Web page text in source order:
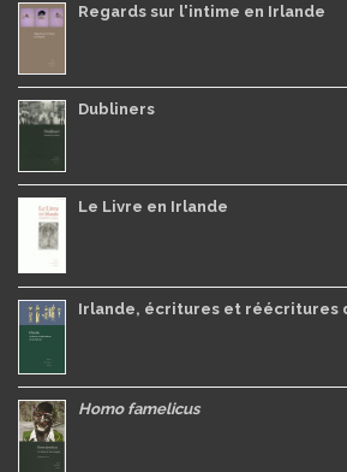
Regards sur l'intime en Irlande
Dubliners
Le Livre en Irlande
Irlande, écritures et réécritures
Homo famelicus